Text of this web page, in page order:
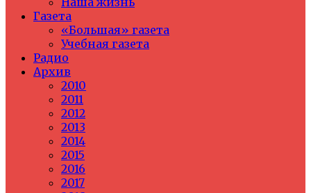
Газета
«Большая» газета
Учебная газета
Радио
Архив
2010
2011
2012
2013
2014
2015
2016
2017